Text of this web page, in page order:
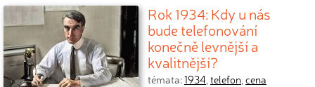
Rok 1934: Kdy u nás
bude telefonování
konečně levnější a
kvalitnější?
témata:1934,telefon,cena